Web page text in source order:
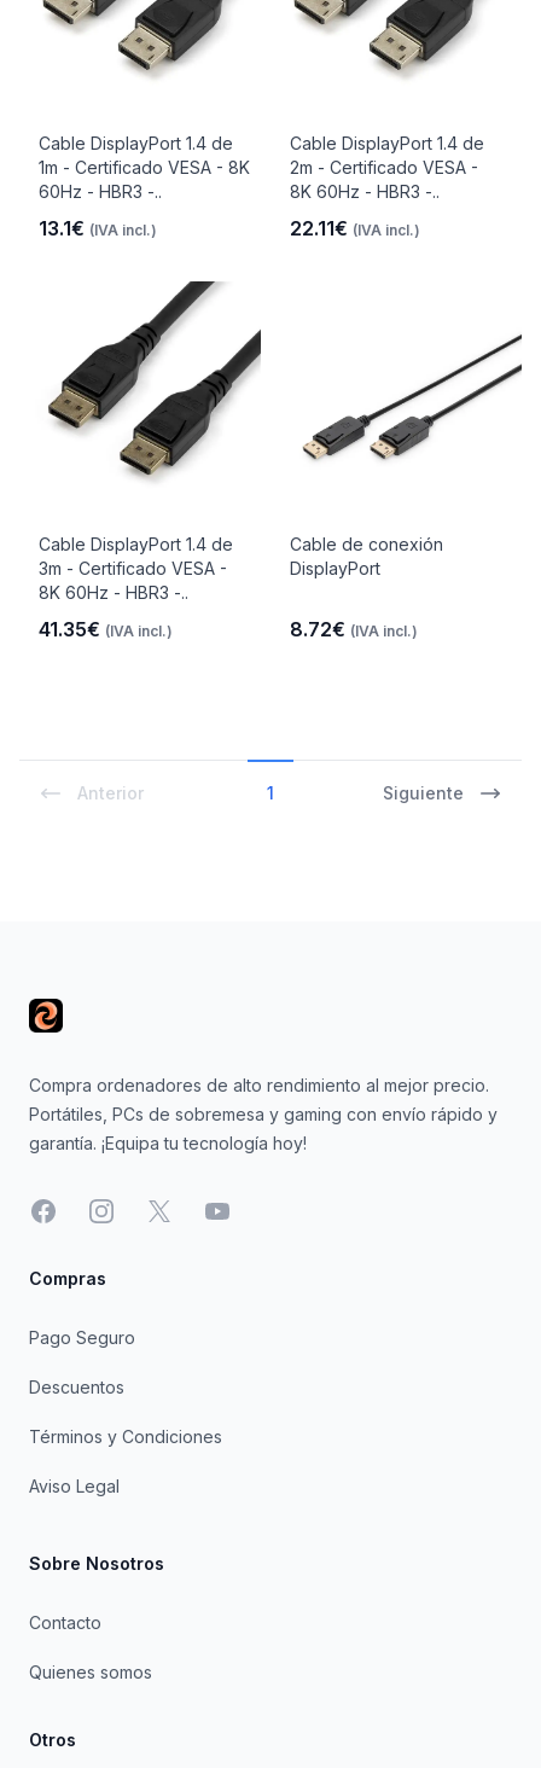
Cable DisplayPort 1.4 de
1m - Certificado VESA - 8K
60Hz - HBR3 -..
13.1€ (IVA incl.)
Cable DisplayPort 1.4 de
2m - Certificado VESA -
8K 60Hz - HBR3 -..
22.11€ (IVA incl.)
Cable DisplayPort 1.4 de
3m - Certificado VESA -
8K 60Hz - HBR3 -..
41.35€ (IVA incl.)
Cable de conexión
DisplayPort
8.72€ (IVA incl.)
Anterior 1 Siguiente
Compra ordenadores de alto rendimiento al mejor precio.
Portátiles, PCs de sobremesa y gaming con envío rápido y
garantía. ¡Equipa tu tecnología hoy!
FacebookInstagram
X YouTube
Compras
Pago Seguro
Descuentos
Términos y Condiciones
Aviso Legal
Sobre Nosotros
Contacto
Quienes somos
Otros